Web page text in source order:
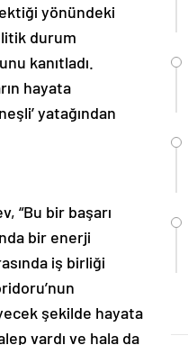
yönündeki
durum
kanıtladı.
hayata
yatağından
“Bu bir başarı
bir enerji
iş birliği
şekilde hayata
vardı ve hala da